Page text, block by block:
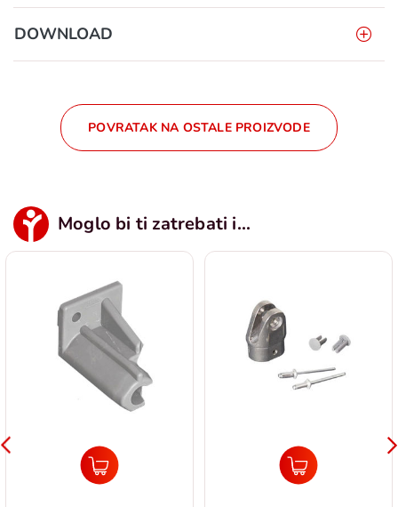
DOWNLOAD
POVRATAK NA OSTALE PROIZVODE
Moglo bi ti zatrebati i...